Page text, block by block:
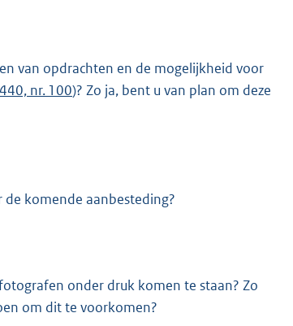
van opdrachten en de mogelijkheid voor
nr. 100)? Zo ja, bent u van plan om deze
komende aanbesteding?
onder druk komen te staan? Zo
om dit te voorkomen?